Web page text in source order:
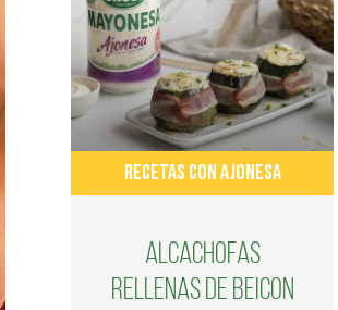
RECETAS CON AJONESA
Alcachofas
rellenas de beicon